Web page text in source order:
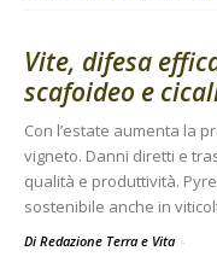
Vite, difesa
scafoideo e
Con l’estate aumenta la
vigneto. Danni diretti e
qualità e produttività.
sostenibile anche in
Di Redazione Terra e Vita -